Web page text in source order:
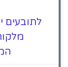
לתובעים